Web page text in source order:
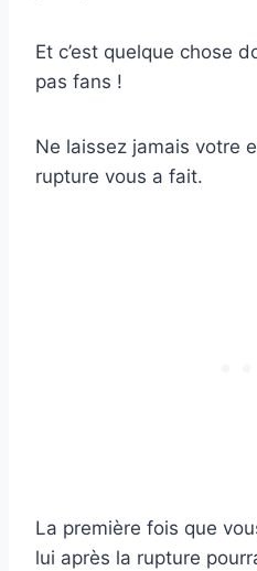
Et c’est quelque chose
pas fans !
Ne laissez jamais votre
rupture vous a fait.
La première fois que
lui après la rupture